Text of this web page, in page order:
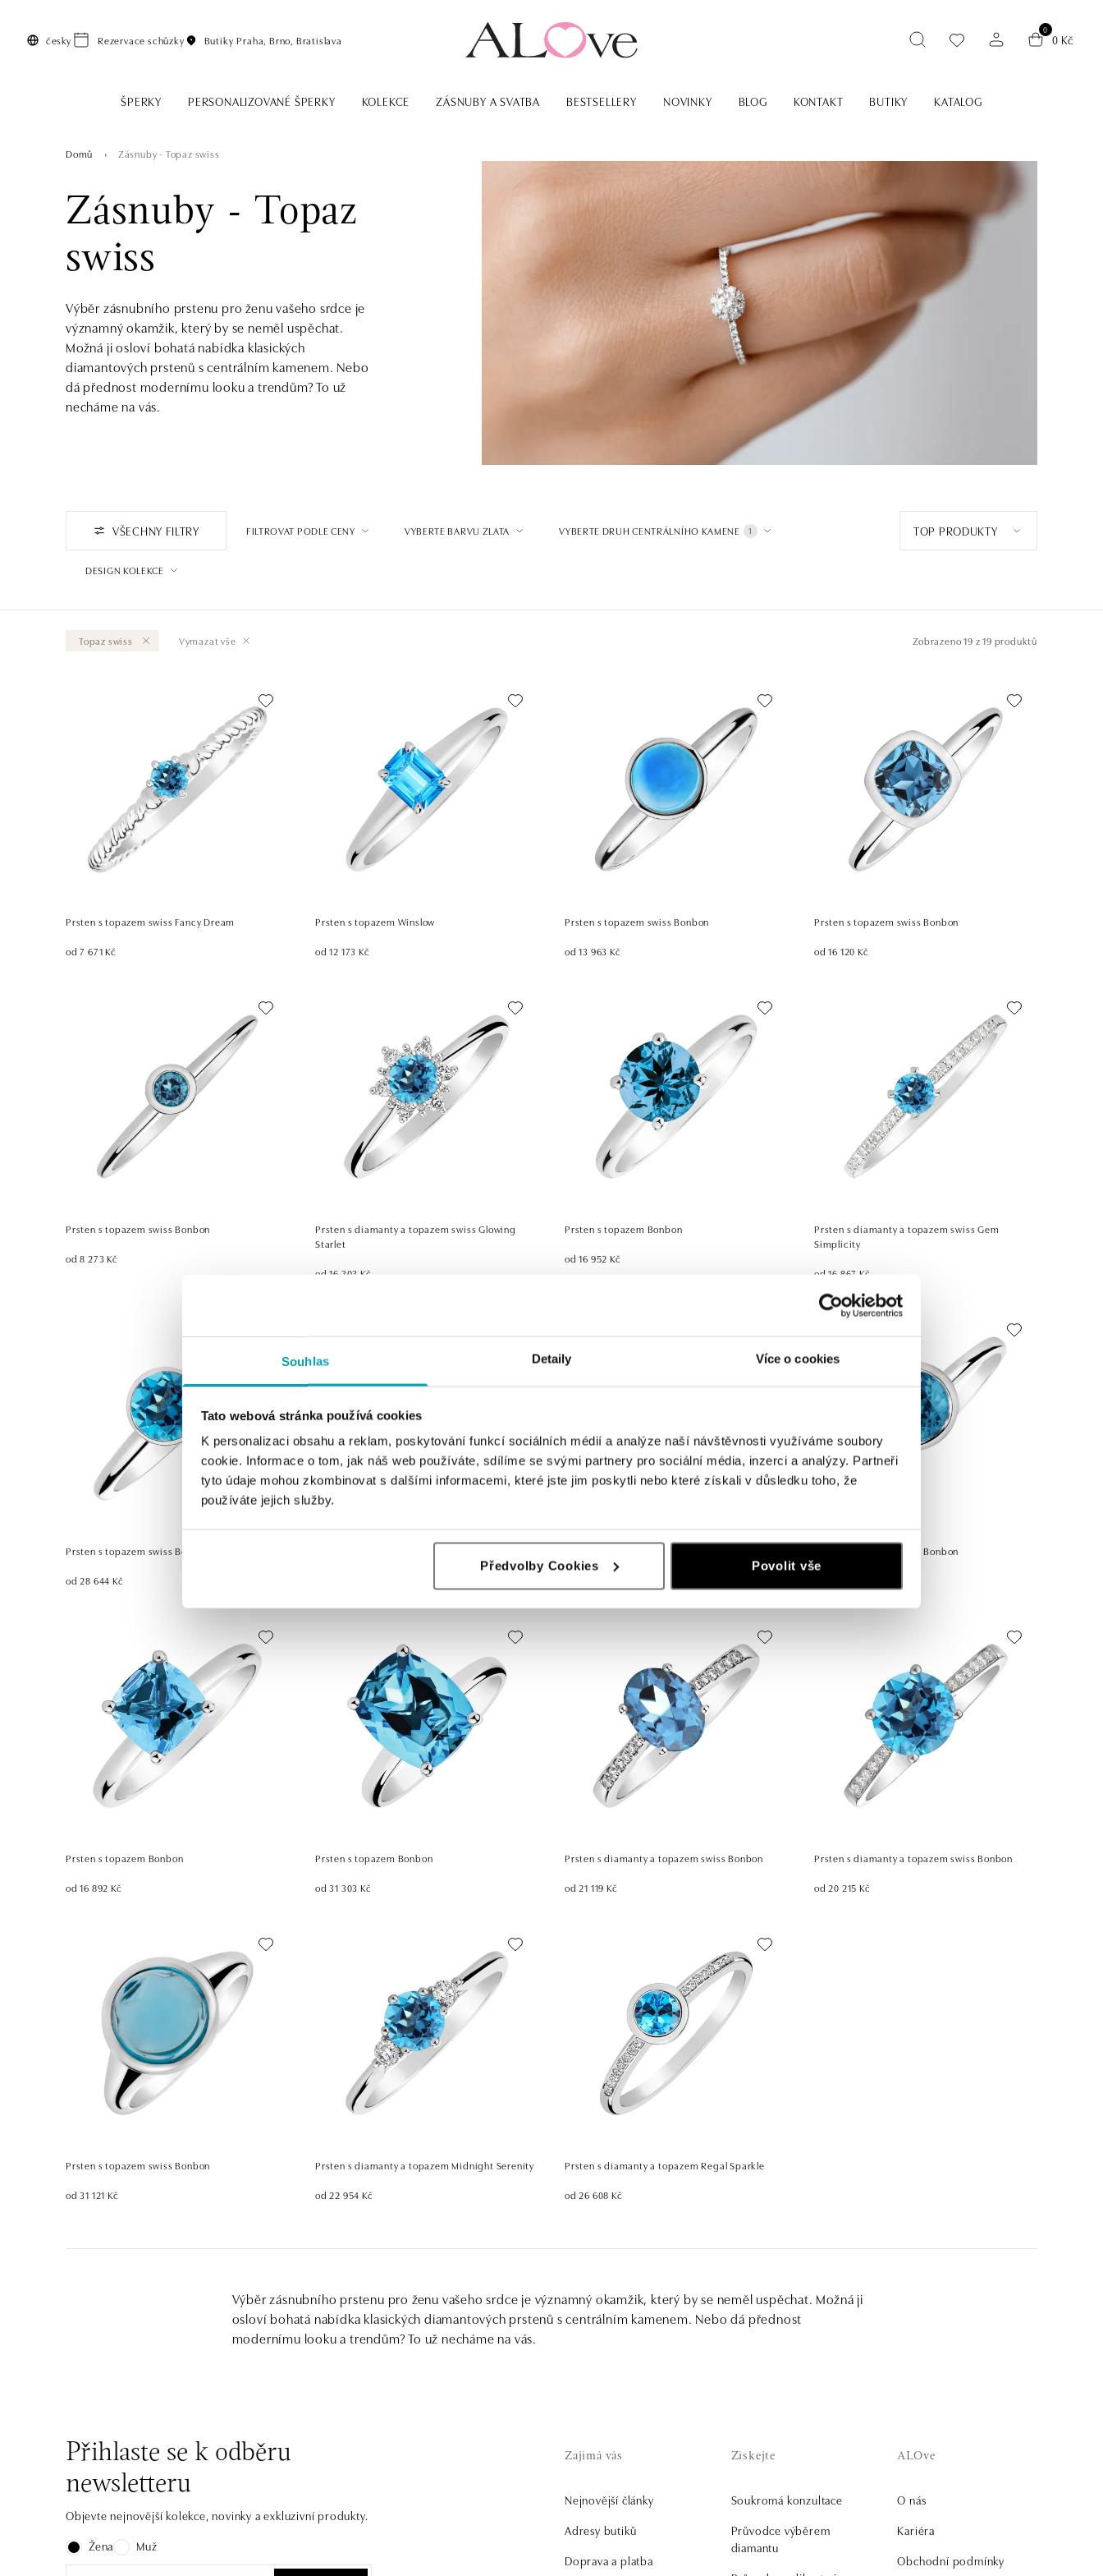
Souhlas Detaily Více o cookies
Tato webová stránka používá cookies
K personalizaci obsahu a reklam, poskytování funkcí sociálních médií a analýze naší návštěvnosti využíváme soubory
cookie. Informace o tom, jak náš web používáte, sdílíme se svými partnery pro sociální média, inzerci a analýzy. Partneři
tyto údaje mohou zkombinovat s dalšími informacemi, které jste jim poskytli nebo které získali v důsledku toho, že
používáte jejich služby.
Předvolby Cookies Povolit vše
česky Rezervace schůzky Butiky Praha, Brno, Bratislava
0
0 Kč
ŠPERKY PERSONALIZOVANÉ ŠPERKY KOLEKCE ZÁSNUBY A SVATBA BESTSELLERY NOVINKY BLOG KONTAKT BUTIKY KATALOG
Domů Zásnuby - Topaz swiss
Zásnuby - Topaz
swiss
Výběr zásnubního prstenu pro ženu vašeho srdce je
významný okamžik, který by se neměl uspěchat.
Možná ji osloví bohatá nabídka klasických
diamantových prstenů s centrálním kamenem. Nebo
dá přednost modernímu looku a trendům? To už
necháme na vás.
VŠECHNY FILTRY FILTROVAT PODLE CENY VYBERTE BARVU ZLATA VYBERTE DRUH CENTRÁLNÍHO KAMENE 1
DESIGN KOLEKCE
TOP PRODUKTY
Topaz swiss Vymazat vše Zobrazeno19 z 19 produktů
Prsten s topazem swiss Fancy Dream
od 7 671 Kč
Prsten s topazem Winslow
od 12 173 Kč
Prsten s topazem swiss Bonbon
od 13 963 Kč
Prsten s topazem swiss Bonbon
od 16 120 Kč
Prsten s topazem swiss Bonbon
od 8 273 Kč
Prsten s diamanty a topazem swiss Glowing
Starlet
od 16 303 Kč
Prsten s topazem Bonbon
od 16 952 Kč
Prsten s diamanty a topazem swiss Gem
Simplicity
od 16 867 Kč
Prsten s topazem swiss Bonbon
od 28 644 Kč
Prsten s topazem swiss Bonbon
Prsten s topazem Bonbon
od 16 892 Kč
Prsten s topazem Bonbon
od 31 303 Kč
Prsten s diamanty a topazem swiss Bonbon
od 21 119 Kč
Prsten s diamanty a topazem swiss Bonbon
od 20 215 Kč
Prsten s topazem swiss Bonbon
od 31 121 Kč
Prsten s diamanty a topazem Midnight Serenity
od 22 954 Kč
Prsten s diamanty a topazem Regal Sparkle
od 26 608 Kč
Výběr zásnubního prstenu pro ženu vašeho srdce je významný okamžik, který by se neměl uspěchat. Možná ji
osloví bohatá nabídka klasických diamantových prstenů s centrálním kamenem. Nebo dá přednost
modernímu looku a trendům? To už necháme na vás.
Přihlaste se k odběru
newsletteru
Objevte nejnovější kolekce, novinky a exkluzivní produkty.
Žena
Muž
Zajímá vás
Nejnovější články
Adresy butiků
Doprava a platba
Získejte
Soukromá konzultace
Průvodce výběrem
diamantu
ALOve
O nás
Kariéra
Obchodní podmínky